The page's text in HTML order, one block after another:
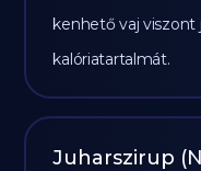
kenhető vaj
kalóriatartalmát.
Juharszirup